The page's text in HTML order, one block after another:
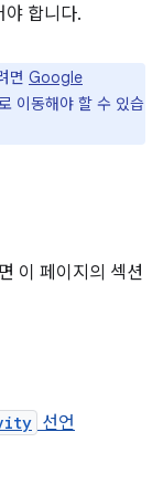
야 합니다.
면 Google
이동해야 할 수 있습
이 페이지의 섹션
선언